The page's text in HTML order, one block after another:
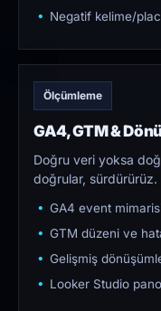
Negatif kelime/
Ölçümleme
GA4, GTM &
Doğru veri yoksa
doğrular, sürdürürüz.
GA4 event
GTM düzeni ve
Gelişmiş
Looker Studio